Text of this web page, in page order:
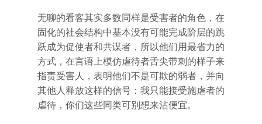
无聊的看客其实多数同样是受害者的角色，在
固化的社会结构中基本没有可能完成阶层的跳
跃成为促使者和共谋者，所以他们用最省力的
方式，在言语上模仿虐待者舌尖带刺的样子来
指责受害人，表明他们不是可欺的弱者，并向
其他人释放这样的信号：我只能接受施虐者的
虐待，你们这些同类可别想来沾便宜。